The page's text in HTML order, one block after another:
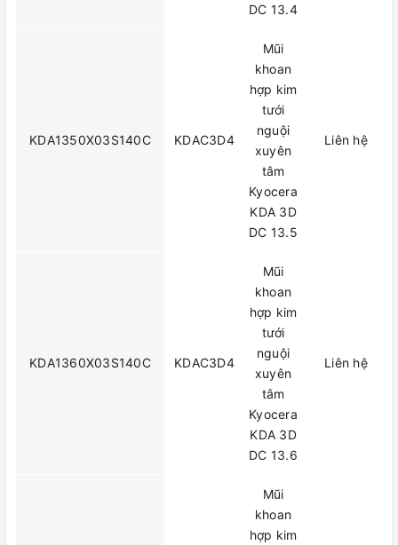
DC 13.4
KDA1350X03S140C KDAC3D4
Mũi
khoan
hợp kim
tưới
nguội
xuyên
tâm
Kyocera
KDA 3D
DC 13.5
Liên hệ
KDA1360X03S140C KDAC3D4
Mũi
khoan
hợp kim
tưới
nguội
xuyên
tâm
Kyocera
KDA 3D
DC 13.6
Liên hệ
Mũi
khoan
hợp kim